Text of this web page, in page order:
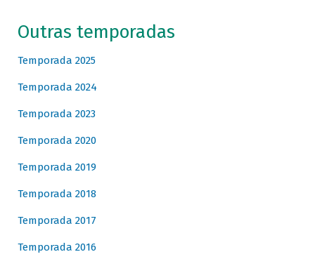
Outras temporadas
Temporada 2025
Temporada 2024
Temporada 2023
Temporada 2020
Temporada 2019
Temporada 2018
Temporada 2017
Temporada 2016